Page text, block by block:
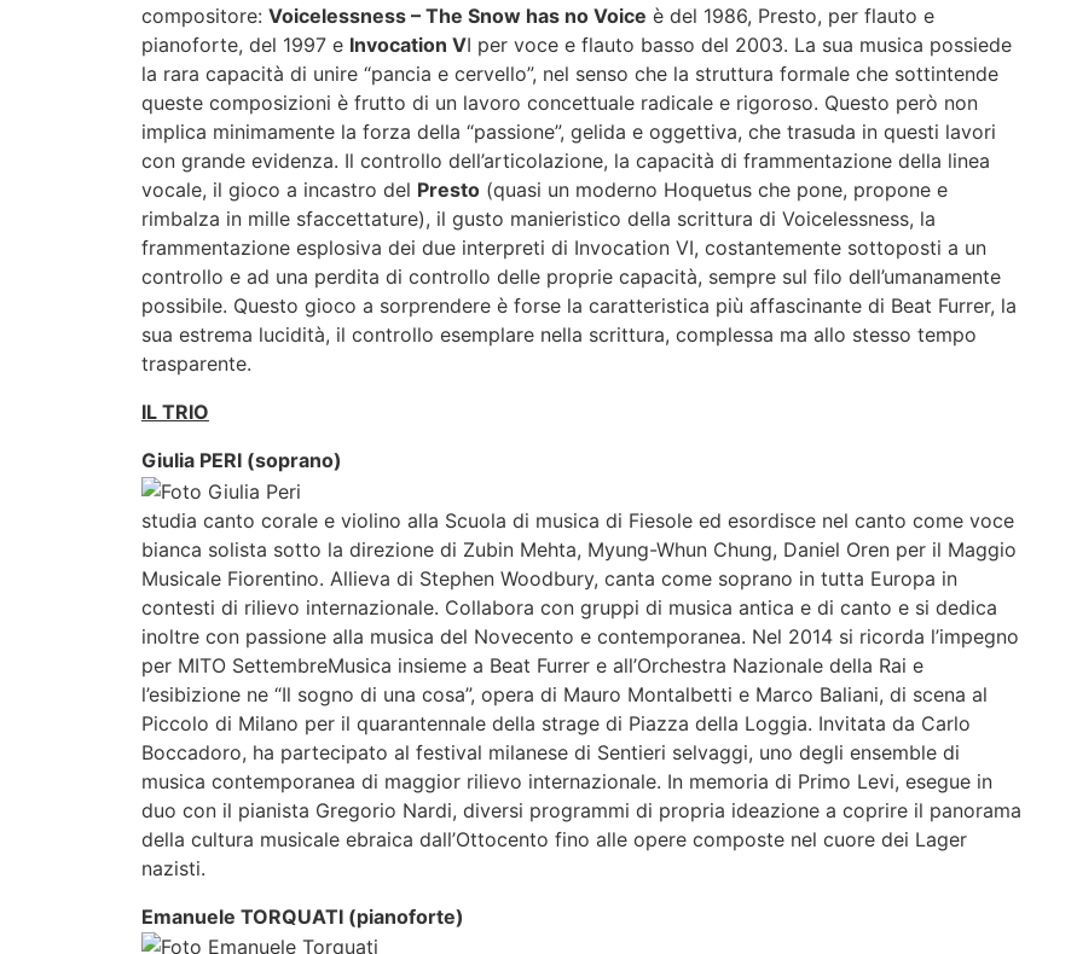
compositore: Voicelessness – The Snow has no Voice è del 1986, Presto, per flauto e
pianoforte, del 1997 e Invocation VI per voce e flauto basso del 2003. La sua musica possiede
la rara capacità di unire “pancia e cervello”, nel senso che la struttura formale che sottintende
queste composizioni è frutto di un lavoro concettuale radicale e rigoroso. Questo però non
implica minimamente la forza della “passione”, gelida e oggettiva, che trasuda in questi lavori
con grande evidenza. Il controllo dell’articolazione, la capacità di frammentazione della linea
vocale, il gioco a incastro del Presto (quasi un moderno Hoquetus che pone, propone e
rimbalza in mille sfaccettature), il gusto manieristico della scrittura di Voicelessness, la
frammentazione esplosiva dei due interpreti di Invocation VI, costantemente sottoposti a un
controllo e ad una perdita di controllo delle proprie capacità, sempre sul filo dell’umanamente
possibile. Questo gioco a sorprendere è forse la caratteristica più affascinante di Beat Furrer, la
sua estrema lucidità, il controllo esemplare nella scrittura, complessa ma allo stesso tempo
trasparente.
IL TRIO
Giulia PERI (soprano)
studia canto corale e violino alla Scuola di musica di Fiesole ed esordisce nel canto come voce
bianca solista sotto la direzione di Zubin Mehta, Myung-Whun Chung, Daniel Oren per il Maggio
Musicale Fiorentino. Allieva di Stephen Woodbury, canta come soprano in tutta Europa in
contesti di rilievo internazionale. Collabora con gruppi di musica antica e di canto e si dedica
inoltre con passione alla musica del Novecento e contemporanea. Nel 2014 si ricorda l’impegno
per MITO SettembreMusica insieme a Beat Furrer e all’Orchestra Nazionale della Rai e
l’esibizione ne “Il sogno di una cosa”, opera di Mauro Montalbetti e Marco Baliani, di scena al
Piccolo di Milano per il quarantennale della strage di Piazza della Loggia. Invitata da Carlo
Boccadoro, ha partecipato al festival milanese di Sentieri selvaggi, uno degli ensemble di
musica contemporanea di maggior rilievo internazionale. In memoria di Primo Levi, esegue in
duo con il pianista Gregorio Nardi, diversi programmi di propria ideazione a coprire il panorama
della cultura musicale ebraica dall’Ottocento fino alle opere composte nel cuore dei Lager
nazisti.
Emanuele TORQUATI (pianoforte)